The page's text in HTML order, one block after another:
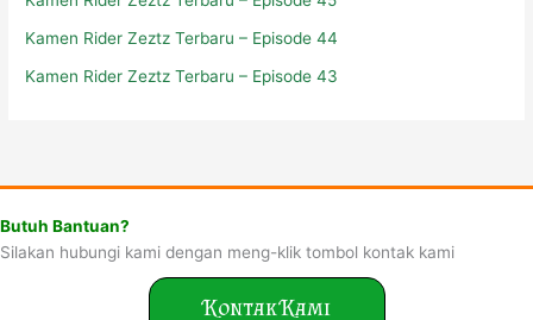
Kamen Rider Zeztz Terbaru – Episode 44
Kamen Rider Zeztz Terbaru – Episode 43
Silakan hubungi kami dengan meng-klik tombol kontak kami
Kontak Kami